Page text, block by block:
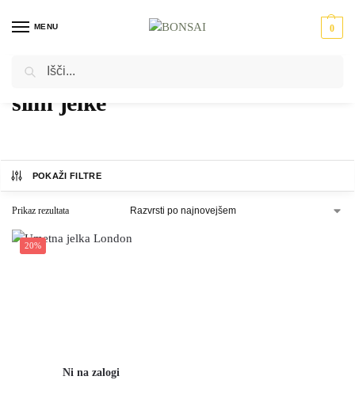
MENU 0
Domov Izdelki označeni z “slim jelke”
slim jelke
POKAŽI FILTRE
Prikaz rezultata
20%